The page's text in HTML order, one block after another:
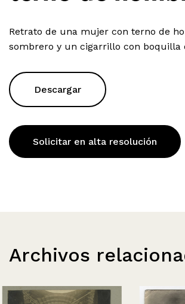
Retrato de una mujer con terno de
sombrero y un cigarrillo con boquilla
Descargar
Solicitar en alta resolución
Archivos